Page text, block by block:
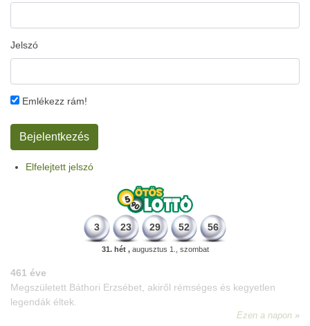
Jelszó
Emlékezz rám!
Elfelejtett jelszó
3 23 29 52 56
31. hét ,augusztus 1., szombat